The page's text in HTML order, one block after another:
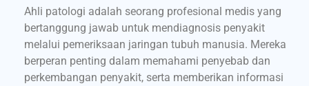
Ahli patologi adalah seorang profesional medis yang
bertanggung jawab untuk mendiagnosis penyakit
melalui pemeriksaan jaringan tubuh manusia. Mereka
berperan penting dalam memahami penyebab dan
perkembangan penyakit, serta memberikan informasi